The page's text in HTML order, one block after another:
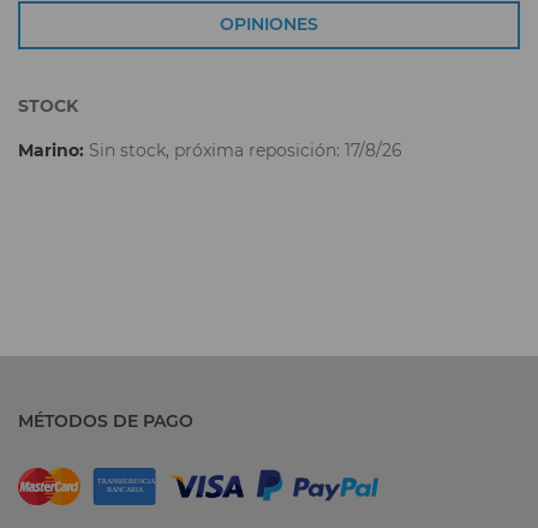
OPINIONES
STOCK
Marino: Sin stock, próxima reposición: 17/8/26
MÉTODOS DE PAGO